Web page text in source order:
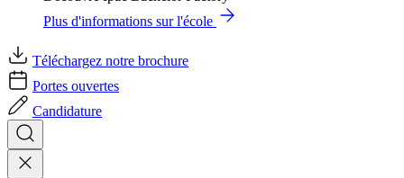
Plus d'informations sur l'école
Téléchargez notre brochure
Portes ouvertes
Candidature